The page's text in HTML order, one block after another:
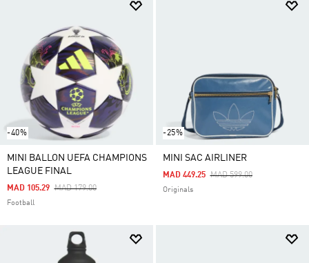
-40%
MINI BALLON UEFA CHAMPIONS
LEAGUE FINAL
Price Reduced From
MAD 179.00To
MAD 105.29
Football
-25%
MINI SAC AIRLINER
Price Reduced From
MAD 599.00To
MAD 449.25
Originals